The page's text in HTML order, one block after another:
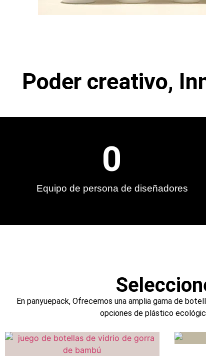
Poder creativo,
Equipo de persona de diseñadores
0
En panyuepack, Ofrecemos una amplia gama de
opciones de plástico